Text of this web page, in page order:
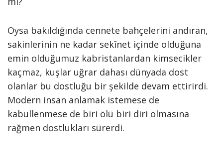
Oysa bakıldığında cennete bahçelerini andıran,
sakinlerinin ne kadar sekînet içinde olduğuna
emin olduğumuz kabristanlardan kimsecikler
kaçmaz, kuşlar uğrar dahası dünyada dost
olanlar bu dostluğu bir şekilde devam ettirirdi.
Modern insan anlamak istemese de
kabullenmese de biri ölü biri diri olmasına
rağmen dostlukları sürerdi.